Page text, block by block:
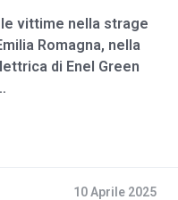
vittime nella strage
Romagna, nella
di Enel Green
10 Aprile 2025